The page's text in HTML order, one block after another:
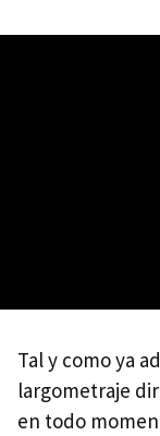
Tal y como ya
largometraje
en todo